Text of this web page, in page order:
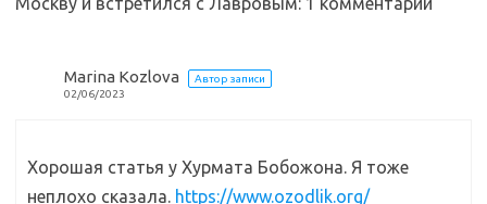
k
т
Marina Kozlova
Автор записи
02/06/2023
Хорошая статья у Хурмата Бобожона. Я тоже
неплохо сказала. https://www.ozodlik.org/